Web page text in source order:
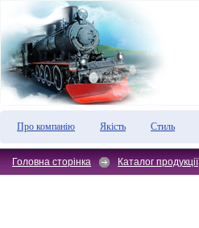
Про компанію Якість Стиль
Головна сторінка Каталог продукції